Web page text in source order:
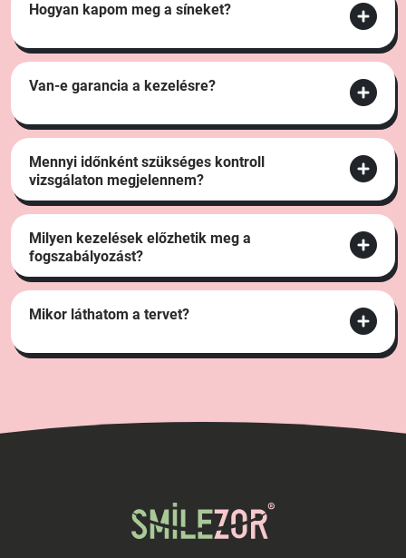
Hogyan kapom meg a síneket?
Van-e garancia a kezelésre?
Mennyi időnként szükséges kontroll
vizsgálaton megjelennem?
Milyen kezelések előzhetik meg a
fogszabályozást?
Mikor láthatom a tervet?